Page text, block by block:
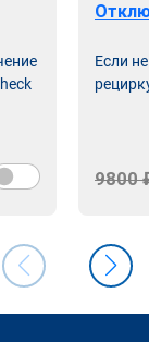
Если
9800